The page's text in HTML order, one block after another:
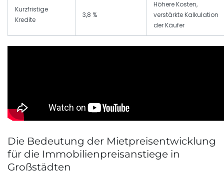
Kurzfristige
Kredite
3,8 %
Höhere Kosten,
verstärkte Kalkulation
der Käufer
Die Bedeutung der Mietpreisentwicklung
für die Immobilienpreisanstiege in
Großstädten